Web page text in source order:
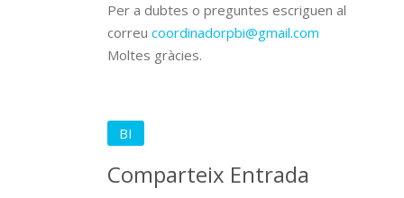
Per a dubtes o preguntes escriguen al
correu coordinadorpbi@gmail.com
Moltes gràcies.
BI
Comparteix Entrada